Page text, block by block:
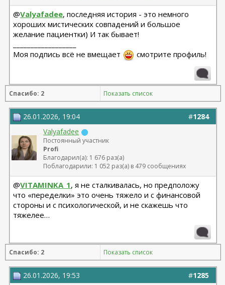
@Valyafadee, последняя история - это немного
хороших мистических совпадений и большое
желание пациентки) И так бывает!
Моя подпись всё не вмещает
смотрите профиль!
Спасибо: 2 Показать список
#1284
26.01.2026, 19:04
Valyafadee
Постоянный участник
Profi
Благодарил(а): 1 676 раз(а)
Поблагодарили: 1 052 раз(а) в 479 сообщениях
@VITAMINKA_1, я не сталкивалась, но предположу
что «переделки» это очень тяжело и с финансовой
стороны и с психологической, и не скажешь что
тяжелее…
Спасибо: 2 Показать список
#1285
26.01.2026, 19:53